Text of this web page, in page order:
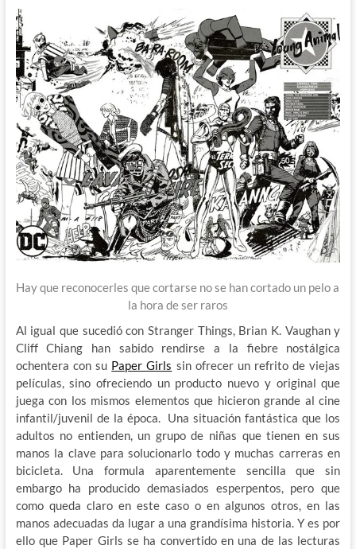
Hay que reconocerles que cortarse no se han cortado un pelo a
la hora de ser raros
Al igual que sucedió con Stranger Things, Brian K. Vaughan y
Cliff Chiang han sabido rendirse a la fiebre nostálgica
ochentera con su Paper Girls sin ofrecer un refrito de viejas
películas, sino ofreciendo un producto nuevo y original que
juega con los mismos elementos que hicieron grande al cine
infantil/juvenil de la época. Una situación fantástica que los
adultos no entienden, un grupo de niñas que tienen en sus
manos la clave para solucionarlo todo y muchas carreras en
bicicleta. Una formula aparentemente sencilla que sin
embargo ha producido demasiados esperpentos, pero que
como queda claro en este caso o en algunos otros, en las
manos adecuadas da lugar a una grandísima historia. Y es por
ello que Paper Girls se ha convertido en una de las lecturas